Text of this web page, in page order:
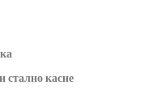
стално касне